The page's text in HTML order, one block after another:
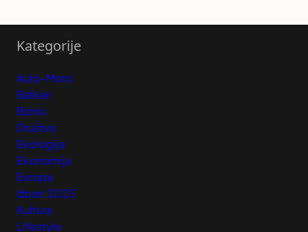
Kategorije
Auto-Moto
Balkan
Biznis
Društvo
Ekologija
Ekonomija
Evropa
Izbori 2023
Kultura
Lifestyle